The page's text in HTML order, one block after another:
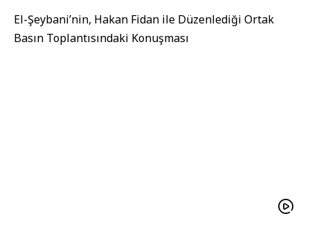
El-Şeybani’nin, Hakan Fidan ile Düzenlediği Ortak
Basın Toplantısındaki Konuşması